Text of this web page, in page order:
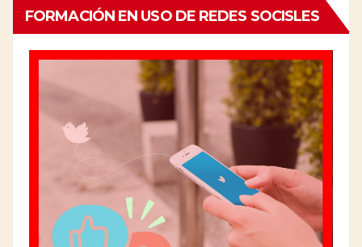
FORMACIÓN EN USO DE REDES SOCISLES